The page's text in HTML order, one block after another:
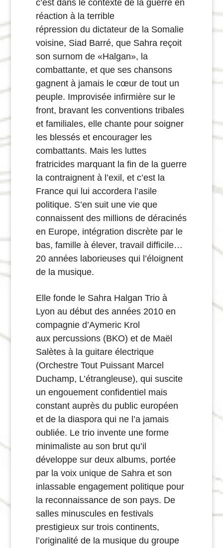
c’est dans le contexte de la guerre en
réaction à la terrible
répression du dictateur de la Somalie
voisine, Siad Barré, que Sahra reçoit
son surnom de «Halgan», la
combattante, et que ses chansons
gagnent à jamais le cœur de tout un
peuple. Improvisée infirmière sur le
front, bravant les conventions tribales
et familiales, elle chante pour soigner
les blessés et encourager les
combattants. Mais les luttes
fratricides marquant la fin de la guerre
la contraignent à l’exil, et c’est la
France qui lui accordera l’asile
politique. S’en suit une vie que
connaissent des millions de déracinés
en Europe, intégration discrète par le
bas, famille à élever, travail difficile…
20 années laborieuses qui l’éloignent
de la musique.
Elle fonde le Sahra Halgan Trio à
Lyon au début des années 2010 en
compagnie d’Aymeric Krol
aux percussions (BKO) et de Maël
Salètes à la guitare électrique
(Orchestre Tout Puissant Marcel
Duchamp, L’étrangleuse), qui suscite
un engouement confidentiel mais
constant auprès du public européen
et de la diaspora qui ne l’a jamais
oubliée. Le trio invente une forme
minimaliste au son brut qu’il
développe sur deux albums, portée
par la voix unique de Sahra et son
inlassable engagement politique pour
la reconnaissance de son pays. De
salles minuscules en festivals
prestigieux sur trois continents,
l’originalité de la musique du groupe